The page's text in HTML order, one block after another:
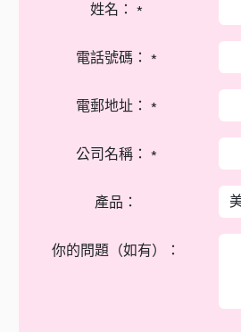
姓名： *
電話號碼： *
電郵地址： *
公司名稱： *
產品：
你的問題（如有）：